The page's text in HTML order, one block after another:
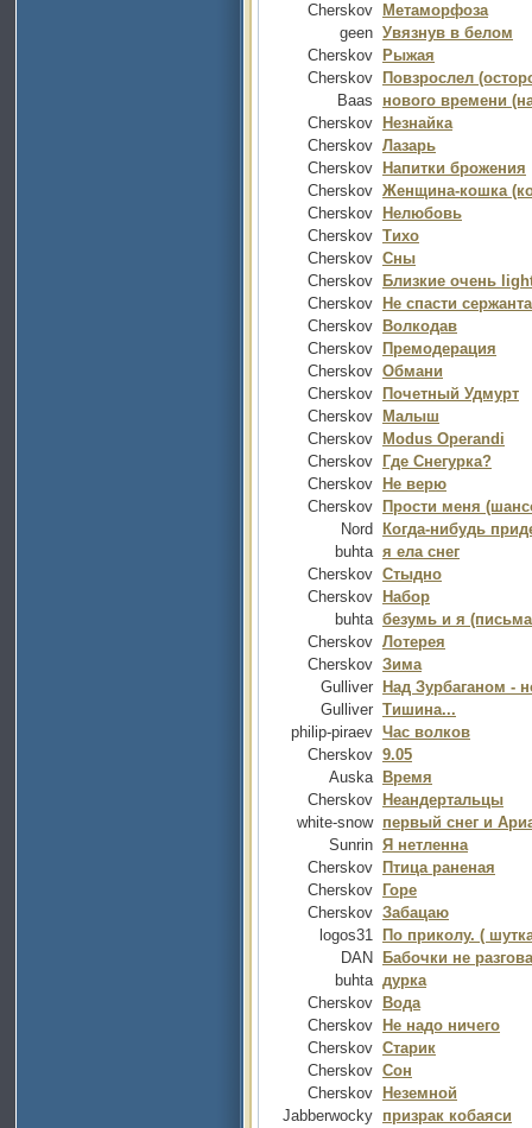
Cherskov
Метаморфоза
geen Увязнув в белом
Cherskov
Рыжая
Cherskov
Повзрослел
Baas
нового времени
Cherskov
Незнайка
Cherskov Лазарь
Cherskov
Напитки брожения
Cherskov Женщина-кошка
Cherskov
Нелюбовь
Cherskov Тихо
Cherskov Сны
Cherskov
Близкие очень
Cherskov
Не спасти
Cherskov
Волкодав
Cherskov
Премодерация
Cherskov Обмани
Cherskov
Почетный Удмурт
Cherskov
Малыш
Cherskov
Modus Operandi
Cherskov
Где Снегурка?
Cherskov
Не верю
Cherskov
Прости меня
Nord
Когда-нибудь
buhta я ела снег
Cherskov Стыдно
Cherskov
Набор
buhta безумь и я
Cherskov Лотерея
Cherskov Зима
Gulliver
Над Зурбаганом -
Gulliver Тишина...
philip-piraev Час волков
Cherskov 9.05
Auska Время
Cherskov
Неандертальцы
white-snow первый снег и
Sunrin Я нетленна
Cherskov
Птица раненая
Cherskov
Горе
Cherskov Забацаю
logos31
По приколу. (
DAN
Бабочки не
buhta дурка
Cherskov
Вода
Cherskov
Не надо ничего
Cherskov Старик
Cherskov Сон
Cherskov
Неземной
Jabberwocky призрак кобаяси